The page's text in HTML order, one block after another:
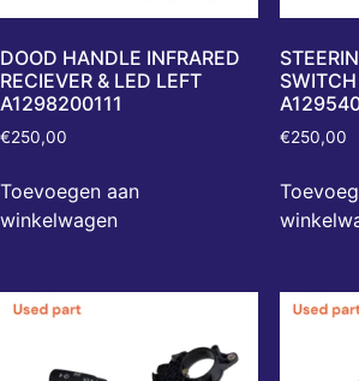
DOOD HANDLE INFRARED
RECIEVER & LED LEFT
A1298200111
€250,00
Toevoegen aan
winkelwagen
€250,00